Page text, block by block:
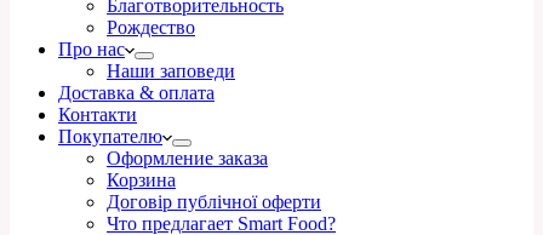
Благотворительность
Рождество
Про нас
Наши заповеди
Доставка & оплата
Контакти
Покупателю
Оформление заказа
Корзина
Договір публічної оферти
Что предлагает Smart Food?